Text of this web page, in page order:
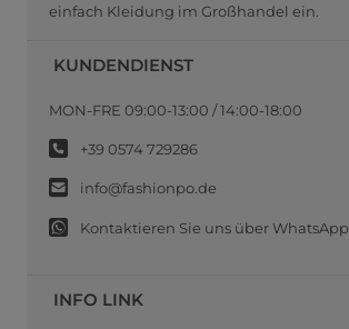
einfach Kleidung im Großhandel ein.
KUNDENDIENST
MON-FRE 09:00-13:00 / 14:00-18:00
+39 0574 729286
info@fashionpo.de
Kontaktieren Sie uns über WhatsApp
INFO LINK